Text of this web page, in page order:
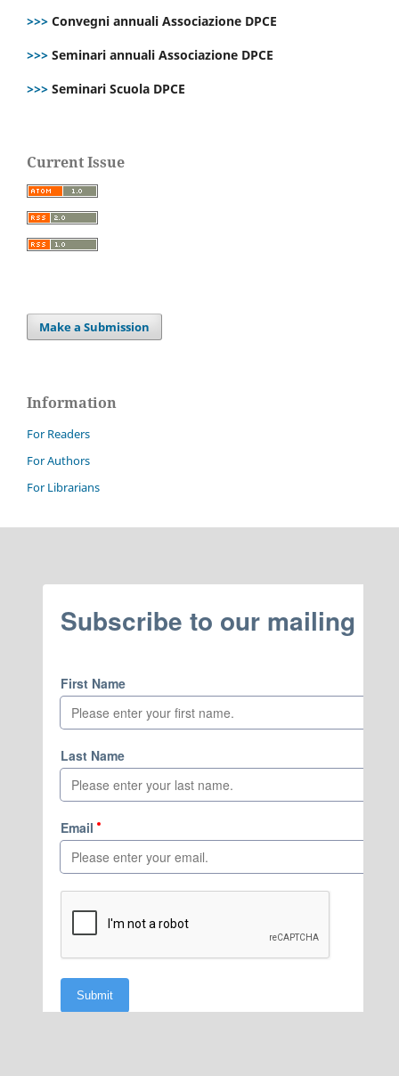
>>> Convegni annuali Associazione DPCE
>>> Seminari annuali Associazione DPCE
>>> Seminari Scuola DPCE
Current Issue
Make a Submission
Information
For Readers
For Authors
For Librarians